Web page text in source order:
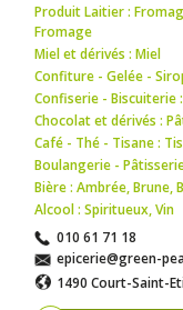
Produit Laitier :
Fromage
Miel et dérivés : Miel
Confiture - Gelée -
Confiserie - Biscuiterie
Chocolat et dérivés :
Café - Thé - Tisane :
Boulangerie -
Bière : Ambrée,Brune,
Alcool : Spiritueux,Vin
010 61 71 18
epicerie@green-
1490 Court-Saint-